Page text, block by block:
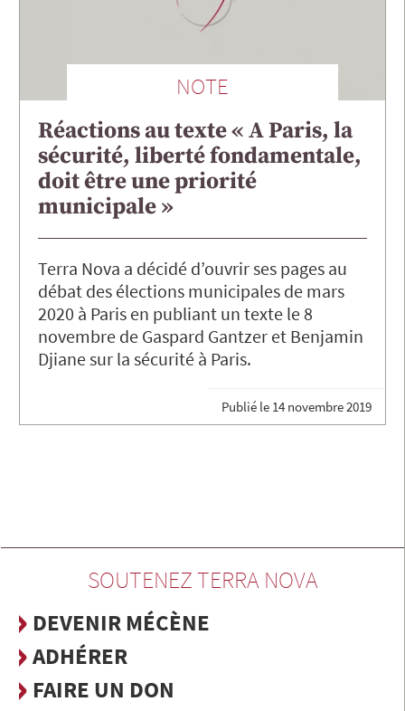
NOTE
Réactions au texte « A Paris, la
sécurité, liberté fondamentale,
doit être une priorité
municipale »
Terra Nova a décidé d’ouvrir ses pages au
débat des élections municipales de mars
2020 à Paris en publiant un texte le 8
novembre de Gaspard Gantzer et Benjamin
Djiane sur la sécurité à Paris.
Publié le 14 novembre 2019
SOUTENEZ TERRA NOVA
DEVENIR MÉCÈNE
ADHÉRER
FAIRE UN DON